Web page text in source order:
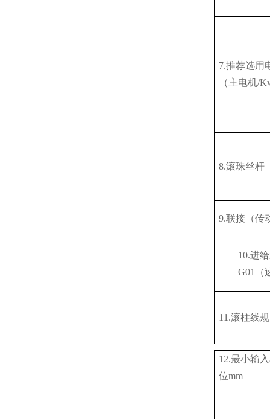
7.推荐选用
（主电机/
8.滚珠丝杆
9.联接（传
10.进
G01（
11.滚柱线规
12.最小输
位mm